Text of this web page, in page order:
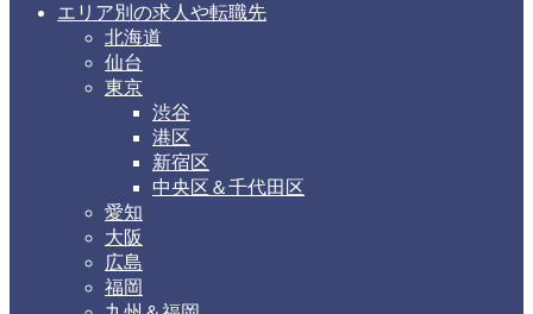
エリア別の求人や転職先
北海道
仙台
東京
渋谷
港区
新宿区
中央区＆千代田区
愛知
大阪
広島
福岡